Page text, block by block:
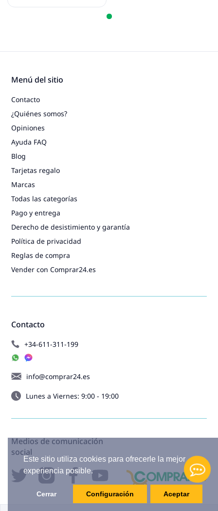
Este sitio utiliza cookies para ofrecerle la mejor
experiencia posible.
Cerrar Configuración Aceptar
Contacto
+34-611-311-199
info@comprar24.es
Lunes a Viernes: 9:00 - 19:00
Menú del sitio
Contacto
¿Quiénes somos?
Opiniones
Ayuda FAQ
Blog
Tarjetas regalo
Marcas
Todas las categorías
Pago y entrega
Derecho de desistimiento y garantía
Política de privacidad
Reglas de compra
Vender con Comprar24.es
Medios de comunicación
social